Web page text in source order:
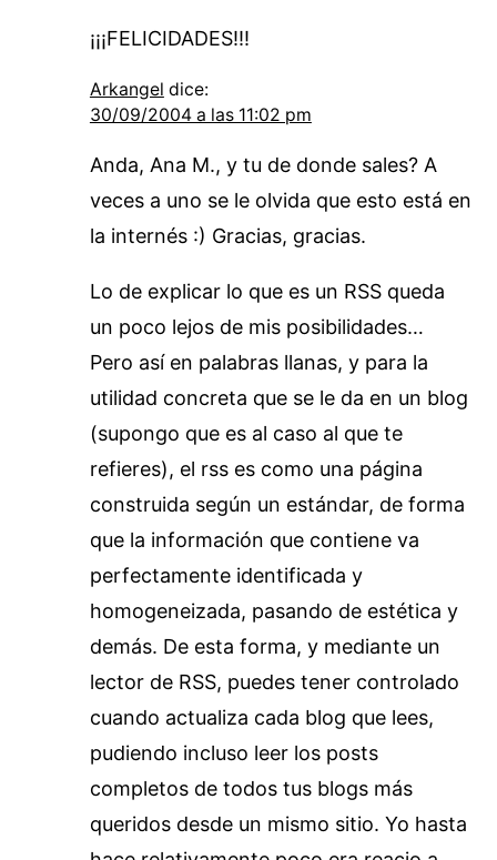
¡¡¡FELICIDADES!!!
Arkangel dice:
30/09/2004 a las 11:02 pm
Anda, Ana M., y tu de donde sales? A
veces a uno se le olvida que esto está en
la internés :) Gracias, gracias.
Lo de explicar lo que es un RSS queda
un poco lejos de mis posibilidades…
Pero así en palabras llanas, y para la
utilidad concreta que se le da en un blog
(supongo que es al caso al que te
refieres), el rss es como una página
construida según un estándar, de forma
que la información que contiene va
perfectamente identificada y
homogeneizada, pasando de estética y
demás. De esta forma, y mediante un
lector de RSS, puedes tener controlado
cuando actualiza cada blog que lees,
pudiendo incluso leer los posts
completos de todos tus blogs más
queridos desde un mismo sitio. Yo hasta